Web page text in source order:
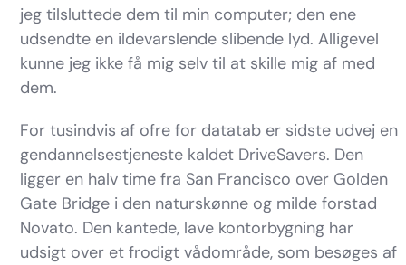
jeg tilsluttede dem til min computer; den ene
udsendte en ildevarslende slibende lyd. Alligevel
kunne jeg ikke få mig selv til at skille mig af med
dem.
For tusindvis af ofre for datatab er sidste udvej en
gendannelsestjeneste kaldet DriveSavers. Den
ligger en halv time fra San Francisco over Golden
Gate Bridge i den naturskønne og milde forstad
Novato. Den kantede, lave kontorbygning har
udsigt over et frodigt vådområde, som besøges af